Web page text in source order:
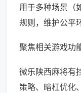
用于多种场景（
规则，维护公平
聚焦相关游戏功
微乐陕西麻将有
策略、暗杠优化